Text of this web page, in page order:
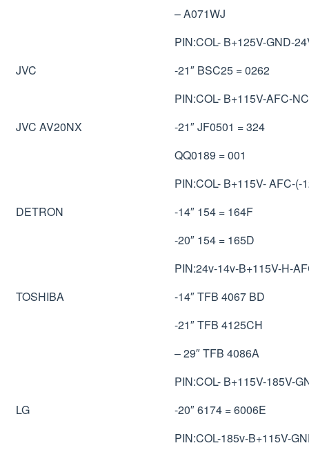
– A071WJ
PIN:COL- B+125V-GND-
JVC
-21″ BSC25 = 0262
PIN:COL- B+115V-AFC-
JVC AV20NX
-21″ JF0501 = 324
QQ0189 = 001
PIN:COL- B+115V- AFC-(-
DETRON
-14″ 154 = 164F
-20″ 154 = 165D
PIN:24v-14v-B+115V-H-
TOSHIBA
-14″ TFB 4067 BD
-21″ TFB 4125CH
– 29″ TFB 4086A
PIN:COL- B+115V-185V-
LG
-20″ 6174 = 6006E
PIN:COL-185v-B+115V-